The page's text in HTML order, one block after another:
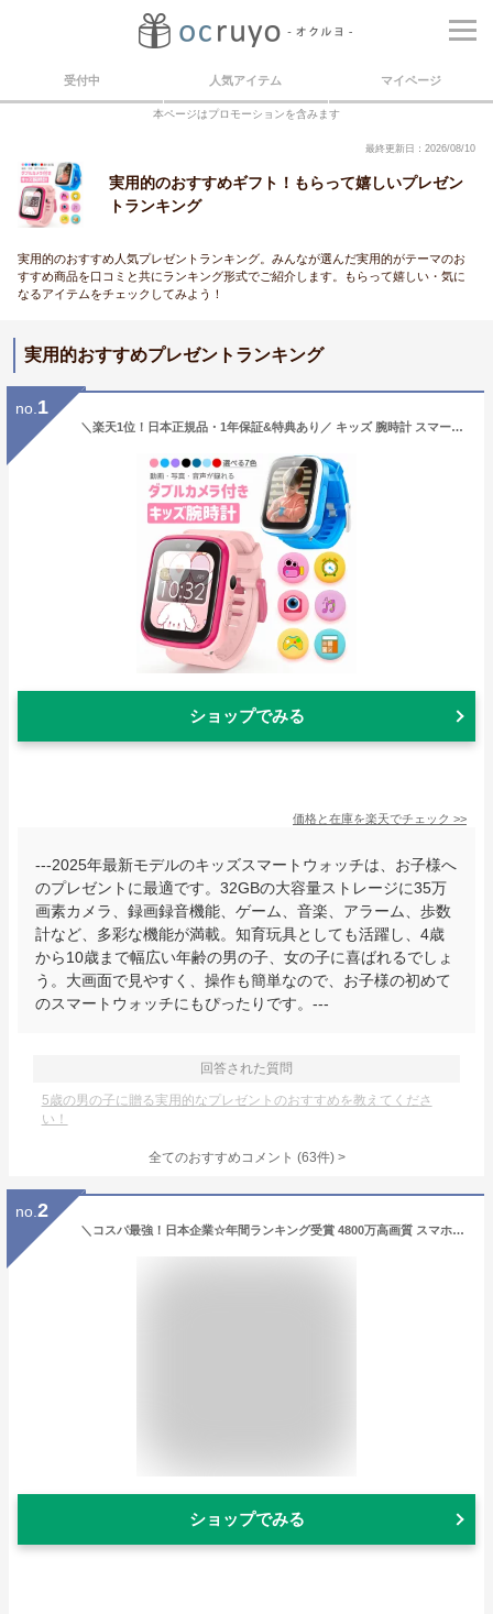
受付中 人気アイテム マイページ
本ページはプロモーションを含みます
最終更新日：2026/08/10
実用的のおすすめギフト！もらって嬉しいプレゼン
トランキング
実用的のおすすめ人気プレゼントランキング。みんなが選んだ実用的がテーマのお
すすめ商品を口コミと共にランキング形式でご紹介します。もらって嬉しい・気に
なるアイテムをチェックしてみよう！
実用的おすすめプレゼントランキング
no. 1
＼楽天1位！日本正規品・1年保証&特典あり／ キッズ 腕時計 スマートウォッチ 子供 腕時計 32GB 35万画素 カメラ 大画面 録画録音 ゲーム 音楽 アラーム 歩数計 知育玩具 4歳 5歳 6歳 7歳 8歳 9歳 10歳 男の子 女の子 おもちゃ 小学生 子供 誕生日 クリスマスプレゼント 人気
ショップでみる
価格と在庫を楽天でチェック >>
---2025年最新モデルのキッズスマートウォッチは、お子様へ
のプレゼントに最適です。32GBの大容量ストレージに35万
画素カメラ、録画録音機能、ゲーム、音楽、アラーム、歩数
計など、多彩な機能が満載。知育玩具としても活躍し、4歳
から10歳まで幅広い年齢の男の子、女の子に喜ばれるでしょ
う。大画面で見やすく、操作も簡単なので、お子様の初めて
のスマートウォッチにもぴったりです。---
回答された質問
5歳の男の子に贈る実用的なプレゼントのおすすめを教えてくださ
い！
全てのおすすめコメント (63件) >
no. 2
＼コスパ最強！日本企業☆年間ランキング受賞 4800万高画質 スマホ転送可／ 子供用 カメラ デジタルカメラ 1080p録画 32GB キッズカメラ トイカメラ おもちゃ 男の子 女の子 プレゼント 2歳 3歳 4歳 5歳 キッズ 知育玩具 子供 誕生日プレゼント クリスマス プレゼント ギフト
ショップでみる